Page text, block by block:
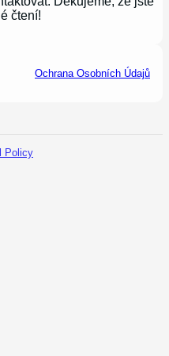
čtení!
Ochrana Osobních Údajů
Policy